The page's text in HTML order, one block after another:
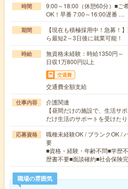
時間
9:00～18:00（休憩60分）■ご
OK！早番 7:00～16:00遅番 …
期間
【現在も積極採用中！急募！
ら最短2～3日後に就業可能！
時給
無資格未経験：時給1350円
日収1万800円以上
交通費
交通費全額支給
仕事内容
介護関連
【昼間だけの施設で、生活サ
だけ生活のサポートを受けた
応募資格
職種未経験OK / ブランクOK /
要
■資格・経験・年齢不問■学歴
歴書不要■面談確約■社会保険
職場の雰囲気